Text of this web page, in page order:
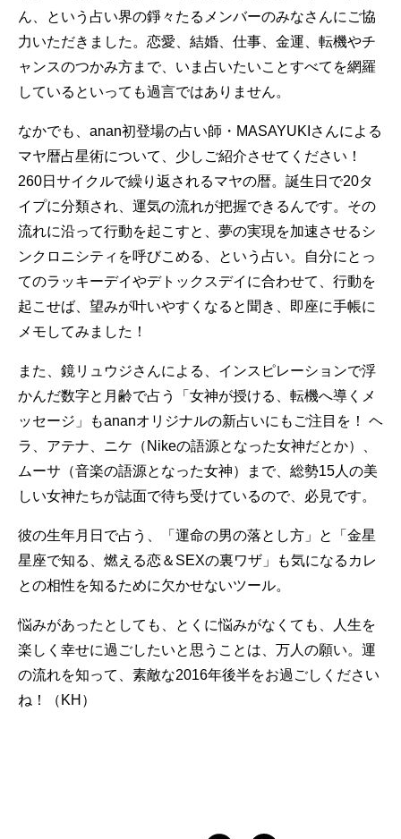
ん、という占い界の錚々たるメンバーのみなさんにご協
力いただきました。恋愛、結婚、仕事、金運、転機やチ
ャンスのつかみ方まで、いま占いたいことすべてを網羅
しているといっても過言ではありません。
なかでも、anan初登場の占い師・MASAYUKIさんによる
マヤ暦占星術について、少しご紹介させてください！
260日サイクルで繰り返されるマヤの暦。誕生日で20タ
イプに分類され、運気の流れが把握できるんです。その
流れに沿って行動を起こすと、夢の実現を加速させるシ
ンクロニシティを呼びこめる、という占い。自分にとっ
てのラッキーデイやデトックスデイに合わせて、行動を
起こせば、望みが叶いやすくなると聞き、即座に手帳に
メモしてみました！
また、鏡リュウジさんによる、インスピレーションで浮
かんだ数字と月齢で占う「女神が授ける、転機へ導くメ
ッセージ」もananオリジナルの新占いにもご注目を！ ヘ
ラ、アテナ、ニケ（Nikeの語源となった女神だとか）、
ムーサ（音楽の語源となった女神）まで、総勢15人の美
しい女神たちが誌面で待ち受けているので、必見です。
彼の生年月日で占う、「運命の男の落とし方」と「金星
星座で知る、燃える恋＆SEXの裏ワザ」も気になるカレ
との相性を知るために欠かせないツール。
悩みがあったとしても、とくに悩みがなくても、人生を
楽しく幸せに過ごしたいと思うことは、万人の願い。運
の流れを知って、素敵な2016年後半をお過ごしください
ね！（KH）